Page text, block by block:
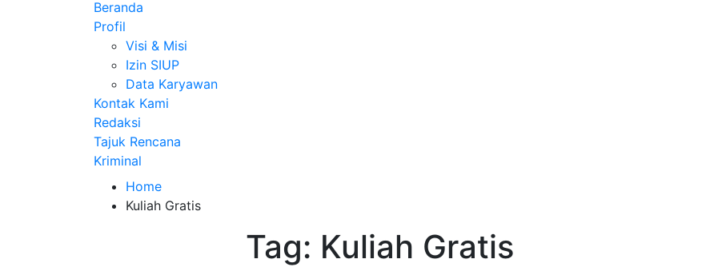
Beranda
Profil
Visi & Misi
Izin SIUP
Data Karyawan
Kontak Kami
Redaksi
Tajuk Rencana
Kriminal
Home
Kuliah Gratis
Tag: Kuliah Gratis